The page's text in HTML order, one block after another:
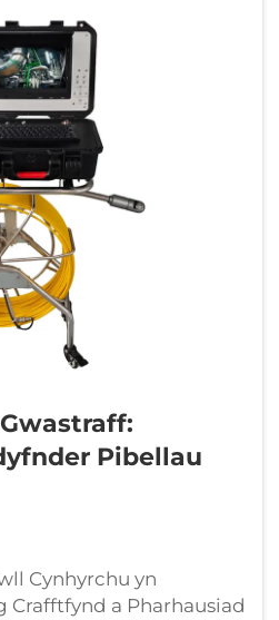
Pibellau
Cynhyrchu yn
Crafftfynd a Pharhausiad